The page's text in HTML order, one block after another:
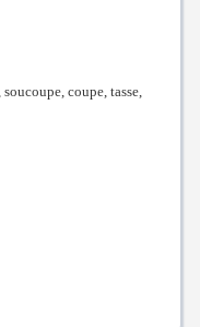
coupe, tasse,